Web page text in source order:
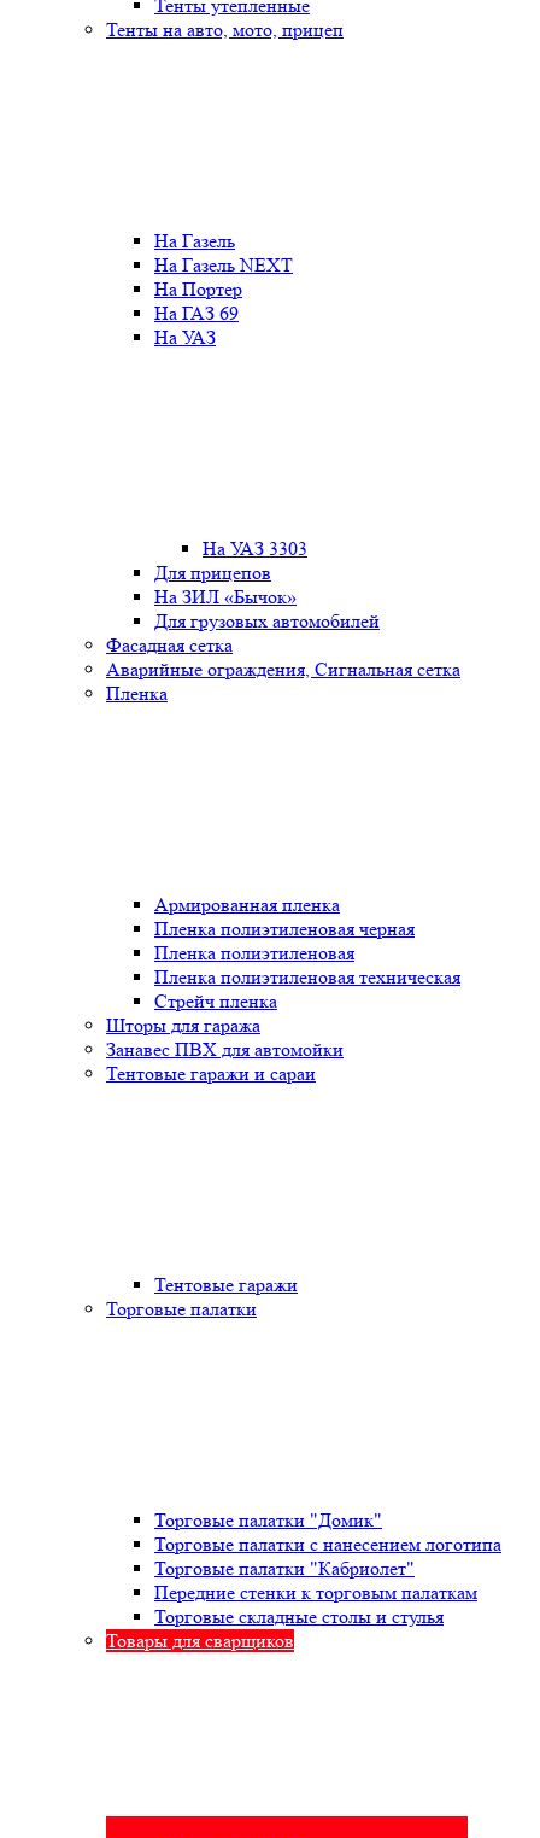
Тенты утепленные
Тенты на авто, мото, прицеп
На Газель
На Газель NEXT
На Портер
На ГАЗ 69
На УАЗ
На УАЗ 3303
Для прицепов
На ЗИЛ «Бычок»
Для грузовых автомобилей
Фасадная сетка
Аварийные ограждения, Сигнальная сетка
Пленка
Армированная пленка
Пленка полиэтиленовая черная
Пленка полиэтиленовая
Пленка полиэтиленовая техническая
Стрейч пленка
Шторы для гаража
Занавес ПВХ для автомойки
Тентовые гаражи и сараи
Тентовые гаражи
Торговые палатки
Торговые палатки "Домик"
Торговые палатки с нанесением логотипа
Торговые палатки "Кабриолет"
Передние стенки к торговым палаткам
Торговые складные столы и стулья
Товары для сварщиков